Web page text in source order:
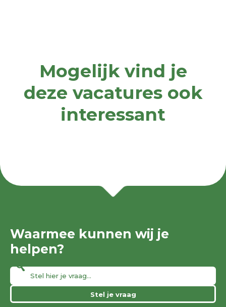
Mogelijk vind je
deze vacatures ook
interessant
Waarmee kunnen wij je
helpen?
Stel je vraag